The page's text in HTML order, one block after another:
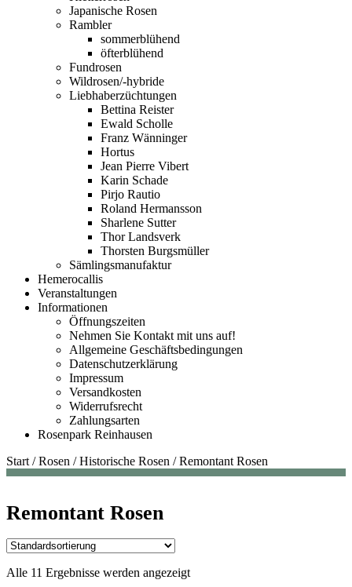
Japanische Rosen
Rambler
sommerblühend
öfterblühend
Fundrosen
Wildrosen/-hybride
Liebhaberzüchtungen
Bettina Reister
Ewald Scholle
Franz Wänninger
Hortus
Jean Pierre Vibert
Karin Schade
Pirjo Rautio
Roland Hermansson
Sharlene Sutter
Thor Landsverk
Thorsten Burgsmüller
Sämlingsmanufaktur
Hemerocallis
Veranstaltungen
Informationen
Öffnungszeiten
Nehmen Sie Kontakt mit uns auf!
Allgemeine Geschäftsbedingungen
Datenschutzerklärung
Impressum
Versandkosten
Widerrufsrecht
Zahlungsarten
Rosenpark Reinhausen
Start /Rosen /Historische Rosen /Remontant Rosen
Remontant Rosen
Alle 11 Ergebnisse werden angezeigt